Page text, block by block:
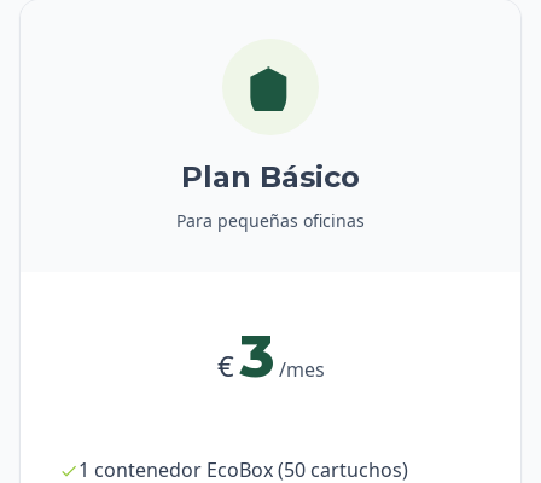
Plan Básico
Para pequeñas oficinas
€3 /mes
1 contenedor EcoBox (50 cartuchos)